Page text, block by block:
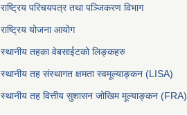
राष्ट्रिय परिचयपत्र तथा पञ्जिकरण विभाग
राष्ट्रिय योजना आयोग
स्थानीय तहका वेबसाईटको लिङ्कहरु
स्थानीय तह संस्थागत क्षमता स्वमूल्याङ्कन (LISA)
स्थानीय तह वित्तीय सुशासन जोखिम मूल्याङ्कन (FRA)